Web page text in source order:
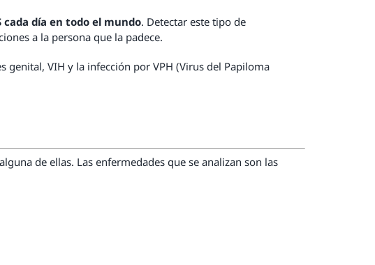
día en todo el mundo. Detectar este tipo de
a la persona que la padece.
genital, VIH y la infección por VPH (Virus del Papiloma
de ellas. Las enfermedades que se analizan son las